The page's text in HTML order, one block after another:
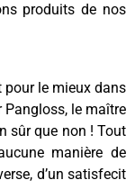
produits de nos
pour le mieux dans
Pangloss, le maître
sûr que non ! Tout
manière de
d’un satisfecit